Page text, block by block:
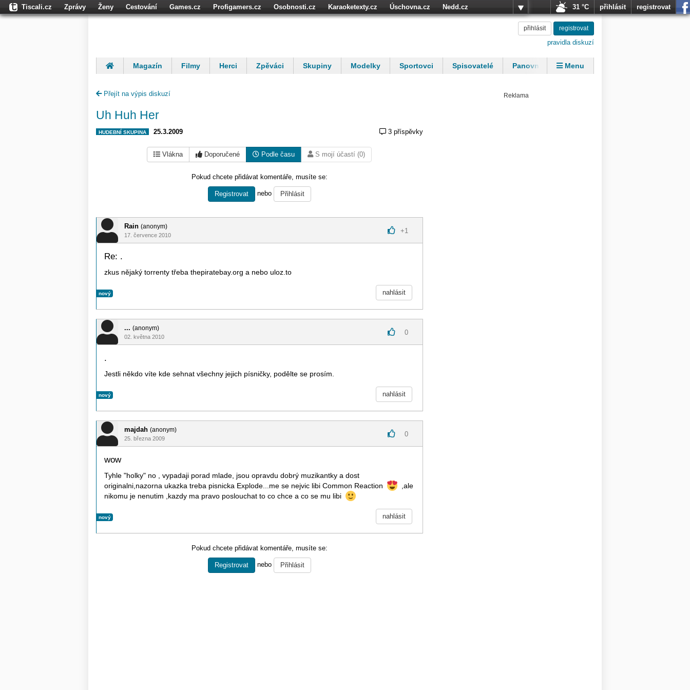
Tiscali.cz Zprávy Ženy Cestování Games.cz Profigamers.cz Osobnosti.cz Karaoketexty.cz Úschovna.cz
Nedd.cz
31 °C přihlásit registrovat
přihlásit registrovat
pravidla diskuzí
Magazín Filmy Herci Zpěváci Skupiny Modelky Sportovci Spisovatelé
Panovníci
Menu
Přejít na výpis diskuzí
Uh Huh Her
HUDEBNÍ SKUPINA 25.3.2009 3 příspěvky
Vlákna Doporučené Podle času S mojí účastí (0)
Pokud chcete přidávat komentáře, musíte se:
Registrovat nebo Přihlásit
Rain (anonym)
17. července 2010
+1
Re: .
zkus nějaký torrenty třeba thepiratebay.org a nebo uloz.to
nový nahlásit
... (anonym)
02. května 2010
0
.
Jestli někdo víte kde sehnat všechny jejich písničky, podělte se prosím.
nový nahlásit
majdah (anonym)
25. března 2009
0
wow
Tyhle "holky" no , vypadaji porad mlade, jsou opravdu dobrý muzikantky a dost
originalni,nazorna ukazka treba pisnicka Explode...me se nejvic libi Common Reaction
,ale
nikomu je nenutim ,kazdy ma pravo poslouchat to co chce a co se mu libi
nový nahlásit
Pokud chcete přidávat komentáře, musíte se:
Registrovat nebo Přihlásit